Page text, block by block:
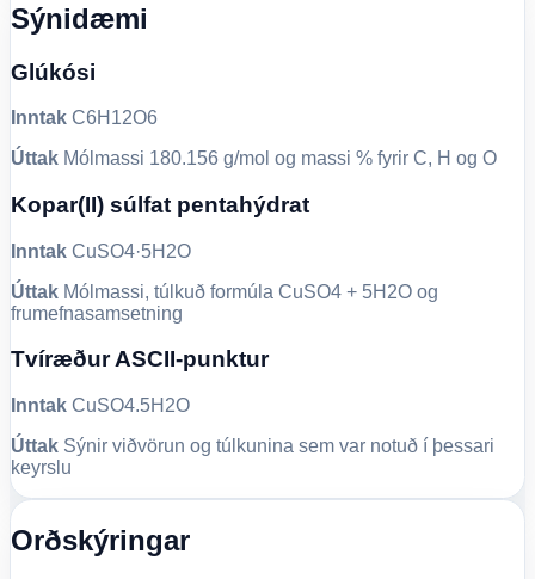
Sýnidæmi
Glúkósi
Inntak C6H12O6
Úttak Mólmassi 180.156 g/mol og massi % fyrir C, H og O
Kopar(II) súlfat pentahýdrat
Inntak CuSO4·5H2O
Úttak Mólmassi, túlkuð formúla CuSO4 + 5H2O og
frumefnasamsetning
Tvíræður ASCII-punktur
Inntak CuSO4.5H2O
Úttak Sýnir viðvörun og túlkunina sem var notuð í þessari
keyrslu
Orðskýringar